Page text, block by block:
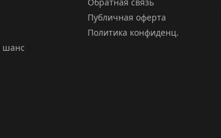
шанс
Публичная оферта
Политика конфиденц.